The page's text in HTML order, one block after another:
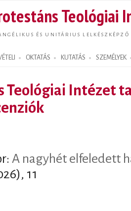
Teológiai
ÉS UNITÁRIUS LELKÉSZKÉPZŐ
OKTATÁS KUTATÁS SZEMÉLYEK
Teológiai Intézet
A nagyhét elfeledett
11